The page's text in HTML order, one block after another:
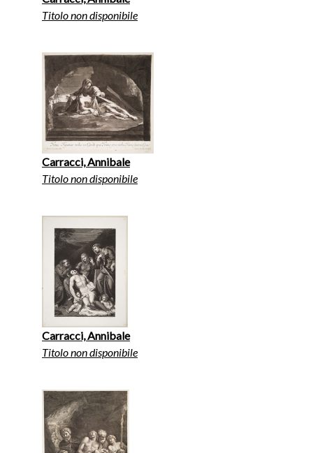
Titolo non disponibile
Carracci, Annibale
Titolo non disponibile
Carracci, Annibale
Titolo non disponibile